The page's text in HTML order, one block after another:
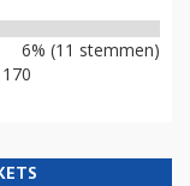
6% (11 stemmen)